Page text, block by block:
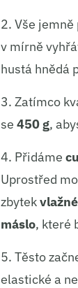
2. Vše
v mírně
hustá hnědá
3. Zatímco
se 450 g,
4. Přidáme
Uprostřed
zbytek
máslo, které
5. Těsto
elastické a